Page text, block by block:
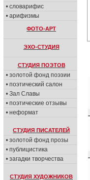
• словарифис
• арифизмы
ФОТО-АРТ
ЭХО-СТУДИЯ
СТУДИЯ ПОЭТОВ
• золотой фонд поэзии
• поэтический салон
• Зал Славы
• поэтические отзывы
• неформат
СТУДИЯ ПИСАТЕЛЕЙ
• золотой фонд прозы
• публицистика
• загадки творчества
СТУДИЯ ХУДОЖНИКОВ